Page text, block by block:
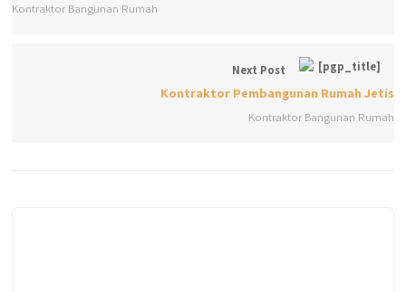
Kontraktor Bangunan Rumah
Next Post
Kontraktor Pembangunan Rumah Jetis
Kontraktor Bangunan Rumah